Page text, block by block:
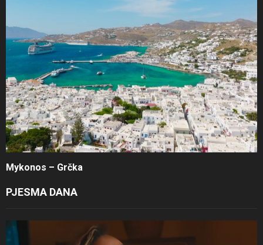
Mykonos – Grčka
PJESMA DANA